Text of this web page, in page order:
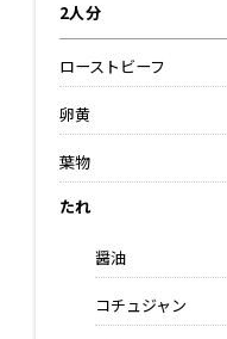
2人分
ローストビーフ
卵黄
葉物
たれ
醤油
コチュジャン